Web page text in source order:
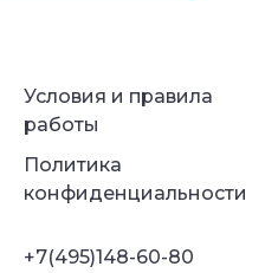
Условия и правила
работы
Политика
конфиденциальности
+7(495)148-60-80